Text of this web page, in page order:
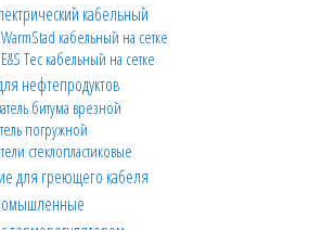
кабельный
кабельный на сетке
Tec кабельный на сетке
нефтепродуктов
битума врезной
погружной
стеклопластиковые
для греющего кабеля